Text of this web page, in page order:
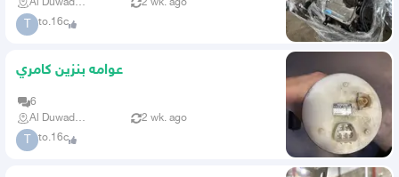
Al Duwadimi
2 wk. ago
T to.16c
عوامه بنزين كامري
6
Al Duwadimi
2 wk. ago
T to.16c